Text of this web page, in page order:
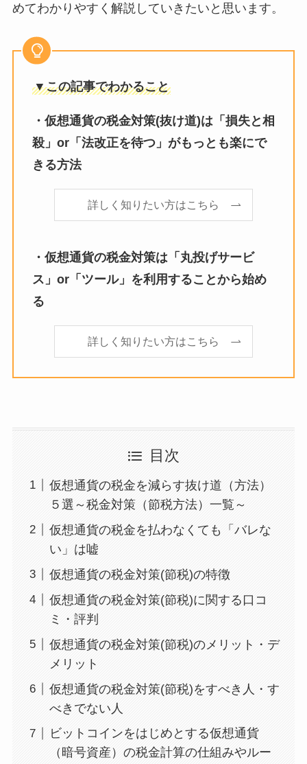
めてわかりやすく解説していきたいと思います。
▼この記事でわかること
・仮想通貨の税金対策(抜け道)は「損失と相
殺」or「法改正を待つ」がもっとも楽にで
きる方法
詳しく知りたい方はこちら
・仮想通貨の税金対策は「丸投げサービ
ス」or「ツール」を利用することから始め
る
詳しく知りたい方はこちら
目次
仮想通貨の税金を減らす抜け道（方法）
５選～税金対策（節税方法）一覧～
仮想通貨の税金を払わなくても「バレな
い」は嘘
仮想通貨の税金対策(節税)の特徴
仮想通貨の税金対策(節税)に関する口コ
ミ・評判
仮想通貨の税金対策(節税)のメリット・デ
メリット
仮想通貨の税金対策(節税)をすべき人・す
べきでない人
ビットコインをはじめとする仮想通貨
（暗号資産）の税金計算の仕組みやルー